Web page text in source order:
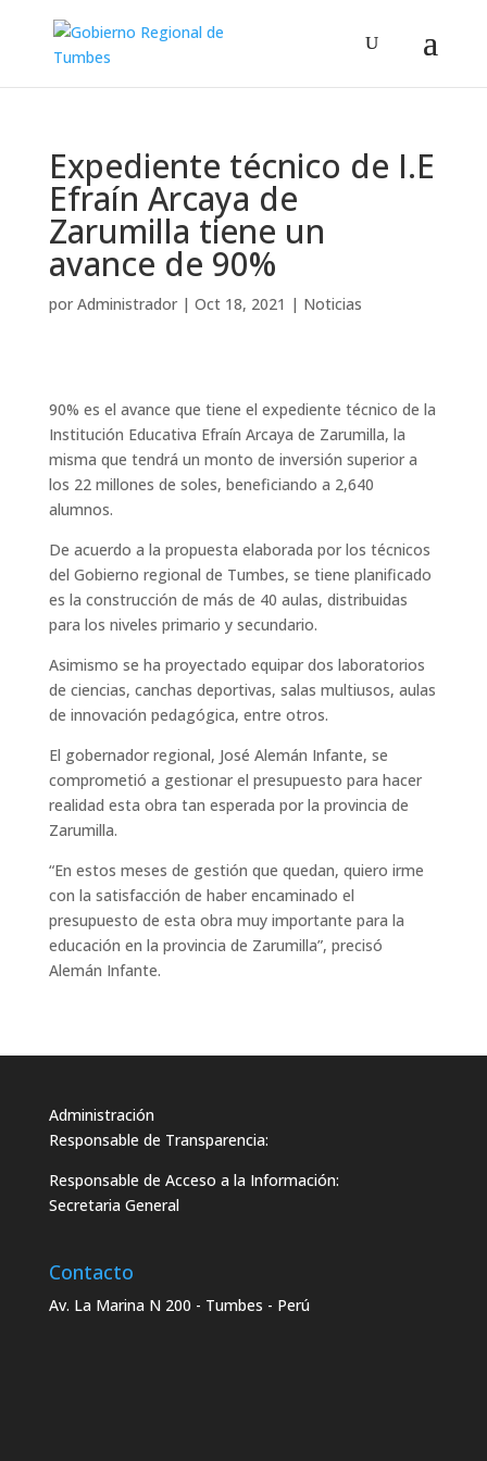
Expediente técnico de I.E
Efraín Arcaya de
Zarumilla tiene un
avance de 90%
por Administrador| Oct 18, 2021 | Noticias
90% es el avance que tiene el expediente técnico de la
Institución Educativa Efraín Arcaya de Zarumilla, la
misma que tendrá un monto de inversión superior a
los 22 millones de soles, beneficiando a 2,640
alumnos.
De acuerdo a la propuesta elaborada por los técnicos
del Gobierno regional de Tumbes, se tiene planificado
es la construcción de más de 40 aulas, distribuidas
para los niveles primario y secundario.
Asimismo se ha proyectado equipar dos laboratorios
de ciencias, canchas deportivas, salas multiusos, aulas
de innovación pedagógica, entre otros.
El gobernador regional, José Alemán Infante, se
comprometió a gestionar el presupuesto para hacer
realidad esta obra tan esperada por la provincia de
Zarumilla.
“En estos meses de gestión que quedan, quiero irme
con la satisfacción de haber encaminado el
presupuesto de esta obra muy importante para la
educación en la provincia de Zarumilla”, precisó
Alemán Infante.
Administración
Responsable de Transparencia:
Responsable de Acceso a la Información:
Secretaria General
Contacto
Av. La Marina N 200 - Tumbes - Perú